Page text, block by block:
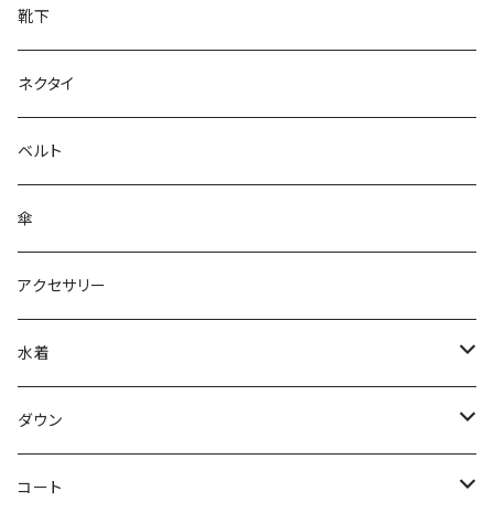
靴下
ネクタイ
ベルト
傘
アクセサリー
水着
～44/S
46/M
ダウン
～44/S
コート